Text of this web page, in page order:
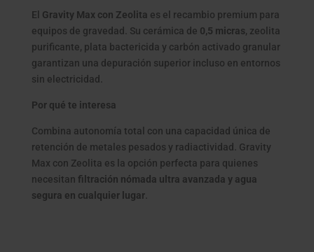
El Gravity Max con Zeolita es el recambio premium para
equipos de gravedad. Su cerámica de 0,5 micras, zeolita
purificante, plata bactericida y carbón activado granular
garantizan una depuración superior incluso en entornos
sin electricidad.
Por qué te interesa
Combina autonomía total con una capacidad única de
retención de metales pesados y radiactividad. Gravity
Max con Zeolita es la opción perfecta para quienes
necesitan filtración nómada ultra avanzada y agua
segura en cualquier lugar.